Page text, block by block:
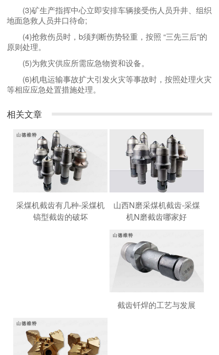
(3)矿生产指挥中心立即安排车辆接受伤人员升井、组织
地面急救人员井口待命;
(4)抢救伤员时，b须判断伤势轻重，按照 “三先三后”的
原则处理。
(5)为救灾供应所需应急物资和设备。
(6)机电运输事故扩大引发火灾等事故时，按照处理火灾
等相应应急处置措施处理。
相关文章
采煤机截齿有几种-采煤机
镐型截齿的破坏
山西N磨采煤机截齿-采煤
机N磨截齿哪家好
截齿钎焊的工艺与发展